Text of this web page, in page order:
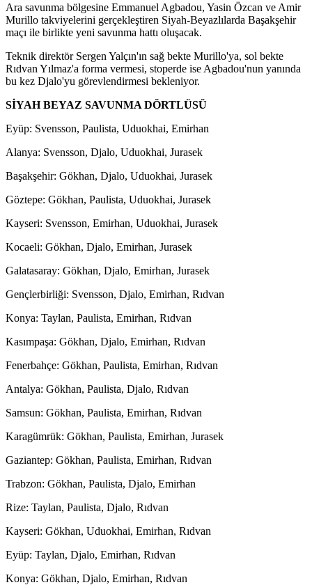
Ara savunma bölgesine Emmanuel Agbadou, Yasin Özcan ve Amir
Murillo takviyelerini gerçekleştiren Siyah-Beyazlılarda Başakşehir
maçı ile birlikte yeni savunma hattı oluşacak.
Teknik direktör Sergen Yalçın'ın sağ bekte Murillo'ya, sol bekte
Rıdvan Yılmaz'a forma vermesi, stoperde ise Agbadou'nun yanında
bu kez Djalo'yu görevlendirmesi bekleniyor.
SİYAH BEYAZ SAVUNMA DÖRTLÜSÜ
Eyüp: Svensson, Paulista, Uduokhai, Emirhan
Alanya: Svensson, Djalo, Uduokhai, Jurasek
Başakşehir: Gökhan, Djalo, Uduokhai, Jurasek
Göztepe: Gökhan, Paulista, Uduokhai, Jurasek
Kayseri: Svensson, Emirhan, Uduokhai, Jurasek
Kocaeli: Gökhan, Djalo, Emirhan, Jurasek
Galatasaray: Gökhan, Djalo, Emirhan, Jurasek
Gençlerbirliği: Svensson, Djalo, Emirhan, Rıdvan
Konya: Taylan, Paulista, Emirhan, Rıdvan
Kasımpaşa: Gökhan, Djalo, Emirhan, Rıdvan
Fenerbahçe: Gökhan, Paulista, Emirhan, Rıdvan
Antalya: Gökhan, Paulista, Djalo, Rıdvan
Samsun: Gökhan, Paulista, Emirhan, Rıdvan
Karagümrük: Gökhan, Paulista, Emirhan, Jurasek
Gaziantep: Gökhan, Paulista, Emirhan, Rıdvan
Trabzon: Gökhan, Paulista, Djalo, Emirhan
Rize: Taylan, Paulista, Djalo, Rıdvan
Kayseri: Gökhan, Uduokhai, Emirhan, Rıdvan
Eyüp: Taylan, Djalo, Emirhan, Rıdvan
Konya: Gökhan, Djalo, Emirhan, Rıdvan